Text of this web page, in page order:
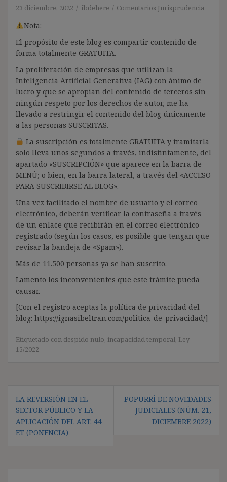
23 diciembre, 2022 ibdehere Comentarios Jurisprudencia
Nota:
El propósito de este blog es compartir contenido de
forma totalmente GRATUITA.
La proliferación de empresas que utilizan la
Inteligencia Artificial Generativa (IAG) con ánimo de
lucro y que se apropian del contenido de terceros sin
ningún respeto por los derechos de autor, me ha
llevado a restringir el contenido del blog únicamente
a las personas SUSCRITAS.
La suscripción es totalmente GRATUITA y tramitarla
solo lleva unos segundos a través, indistintamente, del
apartado «SUSCRIPCIÓN» que aparece en la barra de
MENÚ; o bien, en la barra lateral, a través del «ACCESO
PARA SUSCRIBIRSE AL BLOG».
Una vez facilitado el nombre de usuario y el correo
electrónico, deberán verificar la contraseña a través
de un enlace que recibirán en el correo electrónico
registrado (según los casos, es posible que tengan que
revisar la bandeja de «Spam»).
Más de 11.500 personas ya se han suscrito.
Lamento los inconvenientes que este trámite pueda
causar.
[Con el registro aceptas la política de privacidad del
blog: https://ignasibeltran.com/politica-de-privacidad/]
Etiquetado con despido nulo, incapacidad temporal, Ley
15/2022
Navegación
de
entradas
LA REVERSIÓN EN EL
SECTOR PÚBLICO Y LA
APLICACIÓN DEL ART. 44
ET (PONENCIA)
POPURRÍ DE NOVEDADES
JUDICIALES (NÚM. 21,
DICIEMBRE 2022)